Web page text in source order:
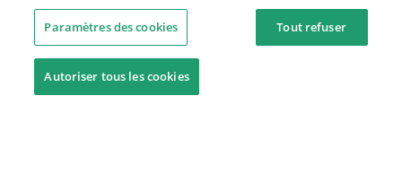
Paramètres des cookies Tout refuser
Autoriser tous les cookies